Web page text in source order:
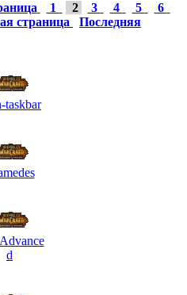
1 2 3 4 5
6
страница Последняя
taskbar
d